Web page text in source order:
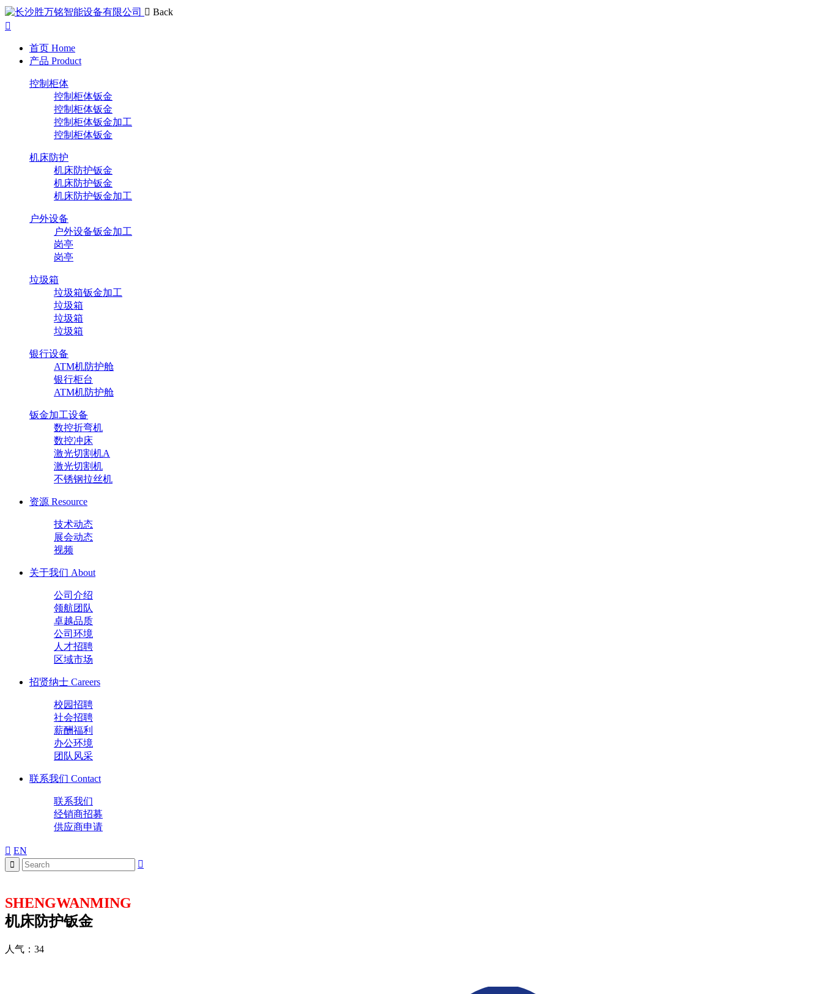
Back
首页 Home
产品 Product
控制柜体
控制柜体钣金
控制柜体钣金
控制柜体钣金加工
控制柜体钣金
机床防护
机床防护钣金
机床防护钣金
机床防护钣金加工
户外设备
户外设备钣金加工
岗亭
岗亭
垃圾箱
垃圾箱钣金加工
垃圾箱
垃圾箱
垃圾箱
银行设备
ATM机防护舱
银行柜台
ATM机防护舱
钣金加工设备
数控折弯机
数控冲床
激光切割机A
激光切割机
不锈钢拉丝机
资源 Resource
技术动态
展会动态
视频
关于我们 About
公司介绍
领航团队
卓越品质
公司环境
人才招聘
区域市场
招贤纳士 Careers
校园招聘
社会招聘
薪酬福利
办公环境
团队风采
联系我们 Contact
联系我们
经销商招募
供应商申请
EN
SHENGWANMING
机床防护钣金
人气： 34